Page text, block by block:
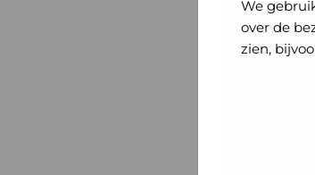
We
over de
zien,
Nederland